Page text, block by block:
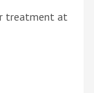
treatment at